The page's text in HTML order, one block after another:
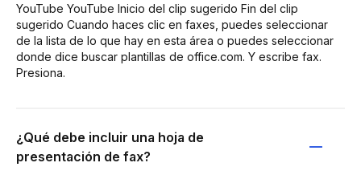
YouTube YouTube Inicio del clip sugerido Fin del clip
sugerido Cuando haces clic en faxes, puedes seleccionar
de la lista de lo que hay en esta área o puedes seleccionar
donde dice buscar plantillas de office.com. Y escribe fax.
Presiona.
¿Qué debe incluir una hoja de
presentación de fax?